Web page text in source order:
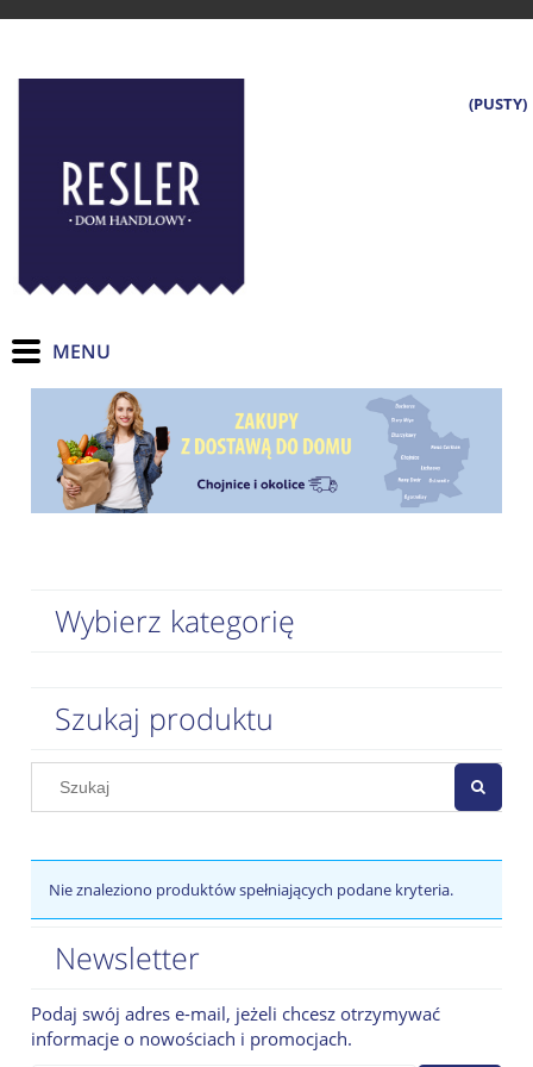
(PUSTY)
Wybierz kategorię
Szukaj produktu
Nie znaleziono produktów spełniających podane kryteria.
Newsletter
Podaj swój adres e-mail, jeżeli chcesz otrzymywać
informacje o nowościach i promocjach.